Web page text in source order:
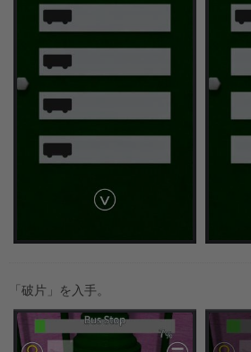
「破片」を入手。